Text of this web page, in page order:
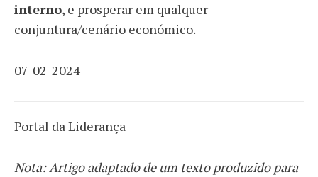
interno, e prosperar em qualquer
conjuntura/cenário económico.
07-02-2024
Portal da Liderança
Nota: Artigo adaptado de um texto produzido para